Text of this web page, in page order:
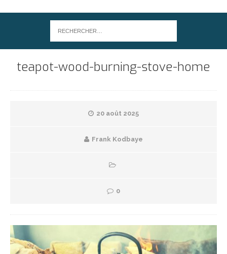
teapot-wood-burning-stove-home
20 août 2025
Frank Kodbaye
0